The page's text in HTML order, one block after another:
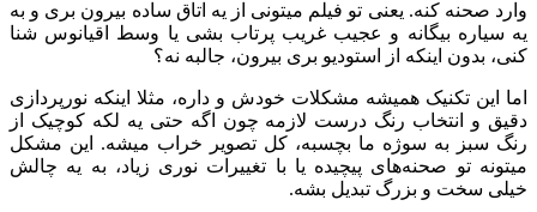
وارد صحنه کنه. یعنی تو فیلم میتونی از یه اتاق ساده بیرون بری و به
یه سیاره بیگانه و عجیب غریب پرتاب بشی یا وسط اقیانوس شنا
کنی، بدون اینکه از استودیو بری بیرون، جالبه نه؟
اما این تکنیک همیشه مشکلات خودش و داره، مثلا اینکه نورپردازی
دقیق و انتخاب رنگ درست لازمه چون اگه حتی یه لکه کوچیک از
رنگ سبز به سوژه ما بچسبه، کل تصویر خراب میشه. این مشکل
میتونه تو صحنه‌های پیچیده یا با تغییرات نوری زیاد، به یه چالش
خیلی سخت و بزرگ تبدیل بشه.